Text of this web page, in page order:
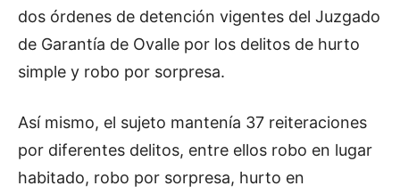
dos órdenes de detención vigentes del Juzgado
de Garantía de Ovalle por los delitos de hurto
simple y robo por sorpresa.
Así mismo, el sujeto mantenía 37 reiteraciones
por diferentes delitos, entre ellos robo en lugar
habitado, robo por sorpresa, hurto en